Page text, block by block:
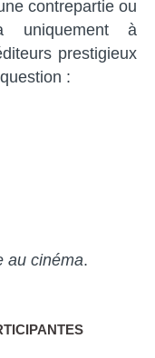
contrepartie ou
uniquement à
prestigieux
:
au cinéma.